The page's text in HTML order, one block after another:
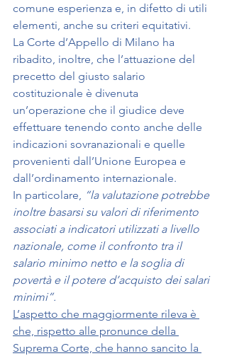
comune esperienza e, in difetto di utili
elementi, anche su criteri equitativi.
La Corte d’Appello di Milano ha
ribadito, inoltre, che l’attuazione del
precetto del giusto salario
costituzionale è divenuta
un’operazione che il giudice deve
effettuare tenendo conto anche delle
indicazioni sovranazionali e quelle
provenienti dall’Unione Europea e
dall’ordinamento internazionale.
In particolare, “la valutazione potrebbe
inoltre basarsi su valori di riferimento
associati a indicatori utilizzati a livello
nazionale, come il confronto tra il
salario minimo netto e la soglia di
povertà e il potere d’acquisto dei salari
minimi”.
L’aspetto che maggiormente rileva è
che, rispetto alle pronunce della
Suprema Corte, che hanno sancito la